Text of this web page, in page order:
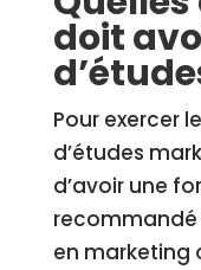
doit
Pour exercer
d’études
d’avoir une
recommandé
en marketing